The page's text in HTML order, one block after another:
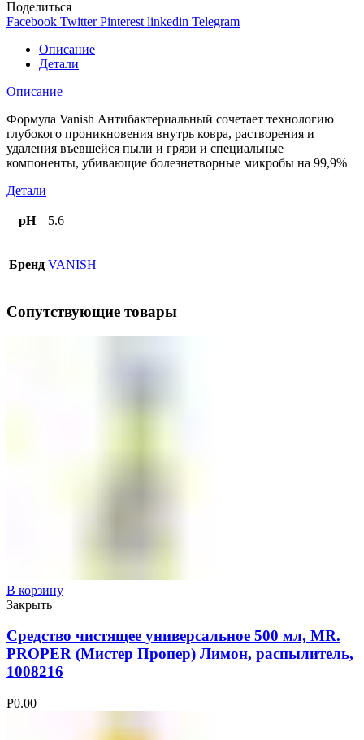
Поделиться
Facebook Twitter Pinterest linkedin Telegram
Описание
Детали
Описание
Формула Vanish Антибактериальный сочетает технологию
глубокого проникновения внутрь ковра, растворения и
удаления въевшейся пыли и грязи и специальные
компоненты, убивающие болезнетворные микробы на 99,9%
Детали
pH 5.6
Бренд VANISH
Сопутствующие товары
В корзину
Закрыть
Средство чистящее универсальное 500 мл, MR.
PROPER (Мистер Пропер) Лимон, распылитель,
1008216
Р0.00